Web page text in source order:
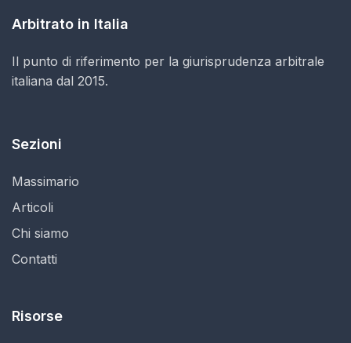
Arbitrato in Italia
Il punto di riferimento per la giurisprudenza arbitrale
italiana dal 2015.
Sezioni
Massimario
Articoli
Chi siamo
Contatti
Risorse